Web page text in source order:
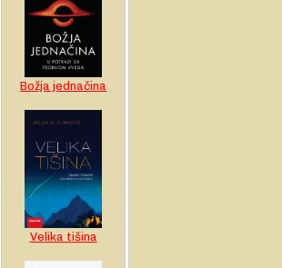
Božja jednačina
Velika tišina